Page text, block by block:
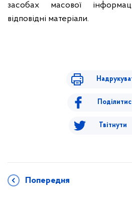
засобах масової
відповідні матеріали.
Твітнути
Попередня